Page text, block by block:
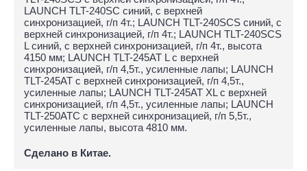
LAUNCH TLT-240SC синий, с верхней
синхронизацией, г/п 4т.; LAUNCH TLT-240SCS синий, с
верхней синхронизацией, г/п 4т.; LAUNCH TLT-240SCS
L синий, с верхней синхронизацией, г/п 4т., высота
4150 мм; LAUNCH TLT-245AT L с верхней
синхронизацией, г/п 4,5т., усиленные лапы; LAUNCH
TLT-245AT с верхней синхронизацией, г/п 4,5т.,
усиленные лапы; LAUNCH TLT-245AT XL с верхней
синхронизацией, г/п 4,5т., усиленные лапы; LAUNCH
TLT-250ATC с верхней синхронизацией, г/п 5,5т.,
усиленные лапы, высота 4810 мм.
Сделано в Китае.